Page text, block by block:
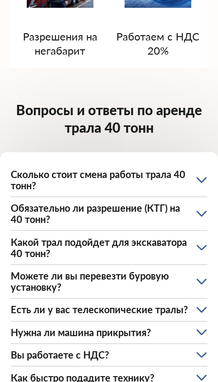
Разрешения на
негабарит
Работаем с НДС
20%
Вопросы и ответы по аренде
трала 40 тонн
Сколько стоит смена работы трала 40
тонн?
Обязательно ли разрешение (КТГ) на
40 тонн?
Какой трал подойдет для экскаватора
40 тонн?
Можете ли вы перевезти буровую
установку?
Есть ли у вас телескопические тралы?
Нужна ли машина прикрытия?
Вы работаете с НДС?
Как быстро подадите технику?